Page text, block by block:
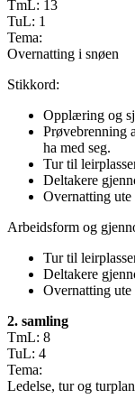
TmL: 13
TuL: 1
Tema:
Overnatting i snøen
Stikkord:
Opplæring og
Prøvebrenning
ha med seg.
Tur til
Deltakere
Overnatting ute
Arbeidsform og
Tur til
Deltakere
Overnatting ute
2. samling
TmL: 8
TuL: 4
Tema:
Ledelse, tur og